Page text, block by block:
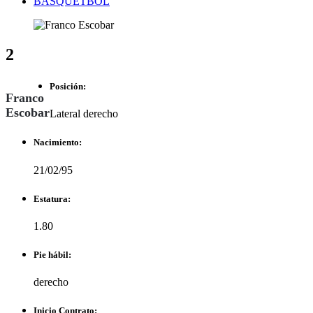
2
Franco
Escobar
Posición:
Lateral derecho
Nacimiento:
21/02/95
Estatura:
1.80
Pie hábil:
derecho
Inicio Contrato: